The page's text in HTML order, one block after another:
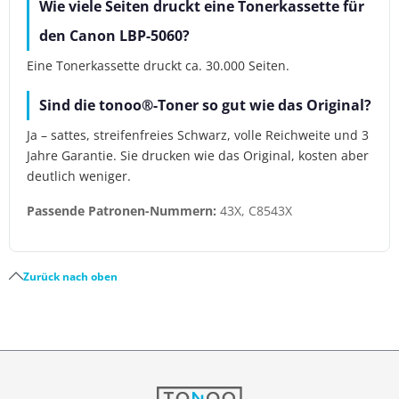
Wie viele Seiten druckt eine Tonerkassette für
den Canon LBP-5060?
Eine Tonerkassette druckt ca. 30.000 Seiten.
Sind die tonoo®-Toner so gut wie das Original?
Ja – sattes, streifenfreies Schwarz, volle Reichweite und 3
Jahre Garantie. Sie drucken wie das Original, kosten aber
deutlich weniger.
Passende Patronen-Nummern: 43X, C8543X
Zurück nach oben